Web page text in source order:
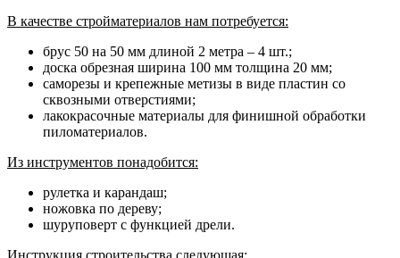
В качестве стройматериалов нам потребуется:
брус 50 на 50 мм длиной 2 метра – 4 шт.;
доска обрезная ширина 100 мм толщина 20 мм;
саморезы и крепежные метизы в виде пластин со
сквозными отверстиями;
лакокрасочные материалы для финишной обработки
пиломатериалов.
Из инструментов понадобится:
рулетка и карандаш;
ножовка по дереву;
шуруповерт с функцией дрели.